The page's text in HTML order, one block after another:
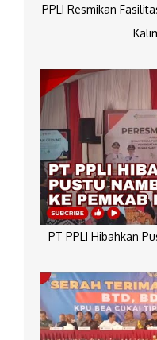
PPLI Resmikan
PT PPLI Hibahkan